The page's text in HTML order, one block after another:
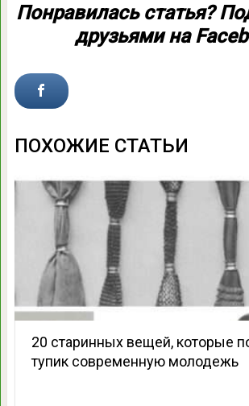
Понравилась статья?
друзьями на
ПОХОЖИЕ СТАТЬИ
20 старинных вещей, которые
тупик современную молодежь